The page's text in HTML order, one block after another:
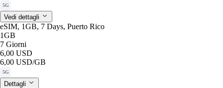
5G
Vedi dettagli
eSIM, 1GB, 7 Days, Puerto Rico
1GB
7 Giorni
6,00 USD
6,00 USD/GB
5G
Dettagli